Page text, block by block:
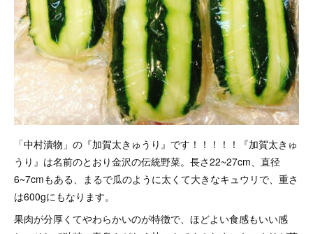
「中村漬物」の『加賀太きゅうり』です！！！！！『加賀太きゅ
うり』は名前のとおり金沢の伝統野菜。長さ22~27cm、直径
6~7cmもある、まるで瓜のように太くて大きなキュウリで、重さ
は600gにもなります。
果肉が分厚くてやわらかいのが特徴で、ほどよい食感もいい感